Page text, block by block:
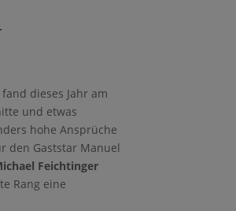
dieses Jahr am
und etwas
hohe Ansprüche
den Gaststar Manuel
Feichtinger
Rang eine